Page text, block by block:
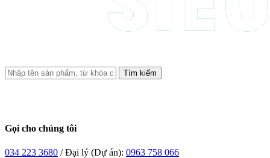
Tìm kiếm
Gọi cho chúng tôi
034 223 3680 / Đại lý (Dự án): 0963 758 066